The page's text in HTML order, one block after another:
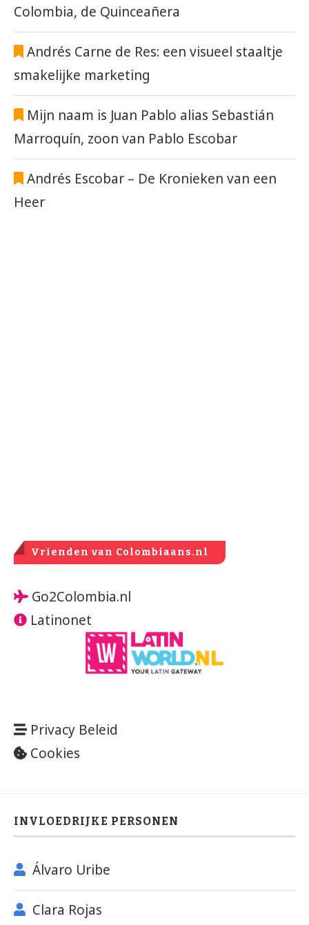
Colombia, de Quinceañera
Andrés Carne de Res: een visueel staaltje
smakelijke marketing
Mijn naam is Juan Pablo alias Sebastián
Marroquín, zoon van Pablo Escobar
Andrés Escobar – De Kronieken van een
Heer
Vrienden van Colombiaans.nl
Go2Colombia.nl
Latinonet
Privacy Beleid
Cookies
INVLOEDRIJKE PERSONEN
Álvaro Uribe
Clara Rojas